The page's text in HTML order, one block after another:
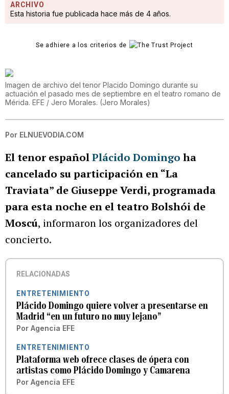
ARCHIVO
Esta historia fue publicada hace más de 4 años.
Se adhiere a los criterios de
Imagen de archivo del tenor Placido Domingo durante su
actuación el pasado mes de septiembre en el teatro romano de
Mérida. EFE / Jero Morales. (Jero Morales)
Por ELNUEVODIA.COM
El tenor españolPlácido Domingo ha
cancelado su participación en “La
Traviata” de Giuseppe Verdi, programada
para esta noche en el teatro Bolshói de
Moscú, informaron los organizadores del
concierto.
RELACIONADAS
ENTRETENIMIENTO
Plácido Domingo quiere volver a presentarse en
Madrid “en un futuro no muy lejano”
Por Agencia EFE
ENTRETENIMIENTO
Plataforma web ofrece clases de ópera con
artistas como Plácido Domingo y Camarena
Por Agencia EFE